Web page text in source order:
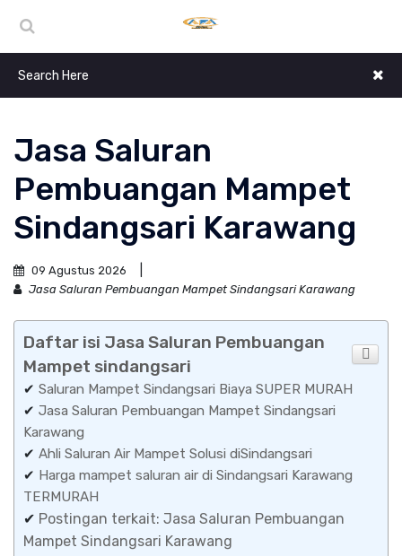
Jasa Saluran
Pembuangan Mampet
Sindangsari Karawang
09 Agustus 2026
Jasa Saluran Pembuangan Mampet Sindangsari Karawang
Daftar isi Jasa Saluran Pembuangan
Mampet sindangsari
✔ Saluran Mampet Sindangsari Biaya SUPER MURAH
✔ Jasa Saluran Pembuangan Mampet Sindangsari
Karawang
✔ Ahli Saluran Air Mampet Solusi diSindangsari
✔ Harga mampet saluran air di Sindangsari Karawang
TERMURAH
✔ Postingan terkait: Jasa Saluran Pembuangan
Mampet Sindangsari Karawang